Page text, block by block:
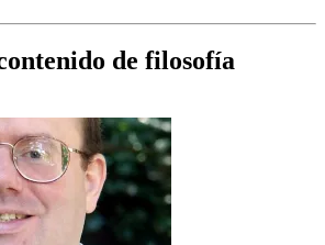
de filosofía